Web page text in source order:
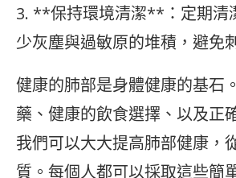
3. **保持環境清潔**：定期清
少灰塵與過敏原的堆積，避免
健康的肺部是身體健康的基石
藥、健康的飲食選擇、以及正
我們可以大大提高肺部健康，
質。每個人都可以採取這些簡